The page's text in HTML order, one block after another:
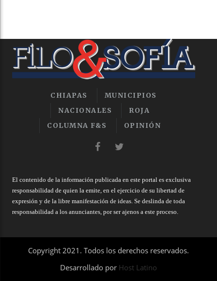
CHIAPAS
MUNICIPIOS
NACIONALES
ROJA
COLUMNA F&S
OPINIÓN
El contenido de la información publicada en este portal es exclusiva
responsabilidad de quien la emite, en el ejercicio de su libertad de
expresión y de la libre manifestación de ideas. Se deslinda de toda
responsabilidad a los anunciantes, por ser ajenos a este proceso.
Copyright 2021. Todos los derechos reservados.
Desarrollado por Host Latino